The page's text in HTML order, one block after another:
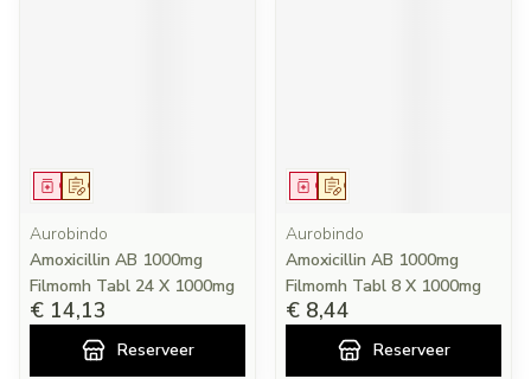
Op voorschrift
Geneesmiddel
Aurobindo
Amoxicillin AB 1000mg
Filmomh Tabl 24 X 1000mg
€ 14,13
Reserveer
Op voorschrift
Geneesmiddel
Aurobindo
Amoxicillin AB 1000mg
Filmomh Tabl 8 X 1000mg
€ 8,44
Reserveer